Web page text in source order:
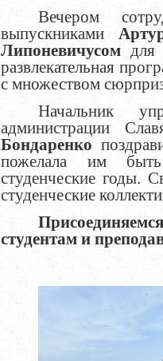
Вечером
выпускниками
Липоневичусом для
развлекательная
с множеством
Начальник
администрации
Бондаренко
пожелала им
студенческие годы.
студенческие
студентам и